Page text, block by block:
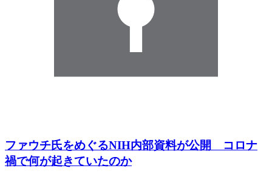
ファウチ氏をめぐるNIH内部資料が公開 コロナ
禍で何が起きていたのか